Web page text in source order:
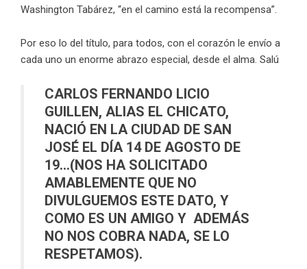
Washington Tabárez, “en el camino está la recompensa”.
Por eso lo del título, para todos, con el corazón le envío a
cada uno un enorme abrazo especial, desde el alma. Salú
CARLOS FERNANDO LICIO
GUILLEN, ALIAS EL CHICATO,
NACIÓ EN LA CIUDAD DE SAN
JOSÉ EL DÍA 14 DE AGOSTO DE
19…(NOS HA SOLICITADO
AMABLEMENTE QUE NO
DIVULGUEMOS ESTE DATO, Y
COMO ES UN AMIGO Y ADEMÁS
NO NOS COBRA NADA, SE LO
RESPETAMOS).